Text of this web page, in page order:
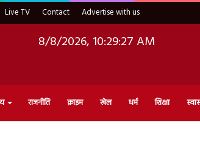
Live TV Contact Advertise with us
8/8/2026, 10:29:28 AM
राजनीति क्राइम खेल धर्म शिक्षा